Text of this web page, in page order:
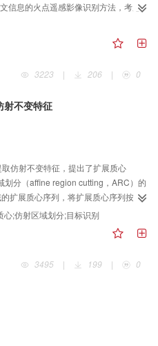
信息的火点遥感影像识别方法，考虑
火点背景像元的确定及真实火点的判
一组火点判据。该方法基本不受区
点识别较为敏感，在实验中取得了较
3223
| 206 | 0
射不变特征
仿射不变特征，提出了扩展质心
划分（affine region cutting，ARC）的
扩展质心序列，将扩展质心序列按一
射几何的性质，由各个三角形的面积
速度快、简单灵活的特点，所构造的
以及小角度3维旋转具有较好的稳定
;仿射区域划分;目标识别
3495
| 199 | 0